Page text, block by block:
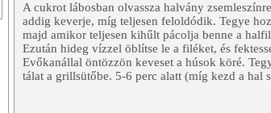
A cukrot lábosban olvassza halvány
addig keverje, míg teljesen feloldódik. Tegye
majd amikor teljesen kihűlt pácolja benne a
Ezután hideg vízzel öblítse le a filéket, és
Evőkanállal öntözzön keveset a húsok köré.
tálat a grillsütőbe. 5-6 perc alatt (míg kezd a hal